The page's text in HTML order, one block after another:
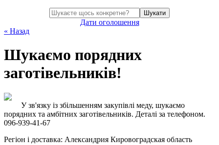
Шукати
Дати оголошення
« Назад
Шукаємо порядних
заготівельників!
У зв'язку із збільшенням закупівлі меду, шукаємо
порядних та амбітних заготівельників. Деталі за телефоном.
096-939-41-67
Регіон і доставка: Александрия Кировоградская область